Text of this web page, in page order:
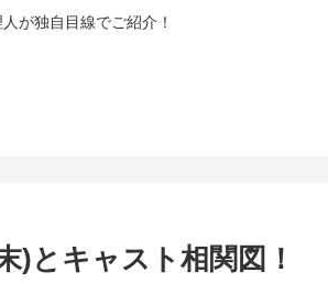
が独自目線でご紹介！
)とキャスト相関図！